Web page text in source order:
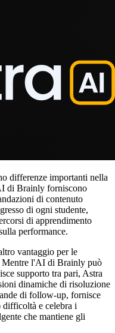
differenze importanti nella
di Brainly forniscono
di contenuto
di ogni studente,
di apprendimento
performance.
vantaggio per le
Mentre l'AI di Brainly può
supporto tra pari, Astra
dinamiche di risoluzione
di follow-up, fornisce
difficoltà e celebra i
che mantiene gli